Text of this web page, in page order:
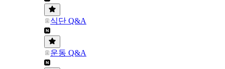
식단 Q&A
운동 Q&A